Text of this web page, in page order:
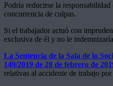
Podría reducirse la
concurrencia de culpas.
Si el trabajador actuó con
exclusiva de él y no le
La Sentencia de la Sala de lo
149/2019 de 28 de febrero de
relativas al accidente de trabajo